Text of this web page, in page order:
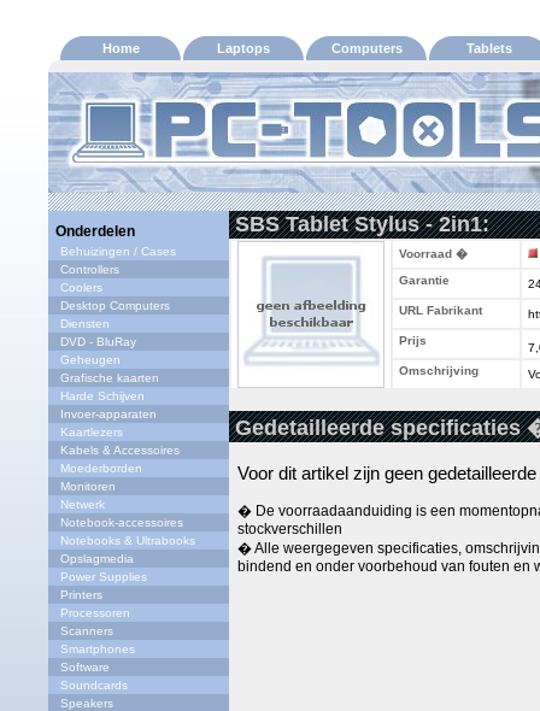
Home Laptops Computers Tablets
Onderdelen
Behuizingen / Cases
Controllers
Coolers
Desktop Computers
Diensten
DVD - BluRay
Geheugen
Grafische kaarten
Harde Schijven
Invoer-apparaten
Kaartlezers
Kabels & Accessoires
Moederborden
Monitoren
Netwerk
Notebook-accessoires
Notebooks & Ultrabooks
Opslagmedia
Power Supplies
Printers
Processoren
Scanners
Smartphones
Software
Soundcards
Speakers
SBS Tablet Stylus - 2in1:
Voorraad �
Garantie
URL Fabrikant
Prijs
Omschrijving
Gedetailleerde specificaties
Voor dit artikel zijn geen
� De voorraadaanduiding is een
stockverschillen
� Alle weergegeven specificaties,
bindend en onder voorbehoud van fouten en